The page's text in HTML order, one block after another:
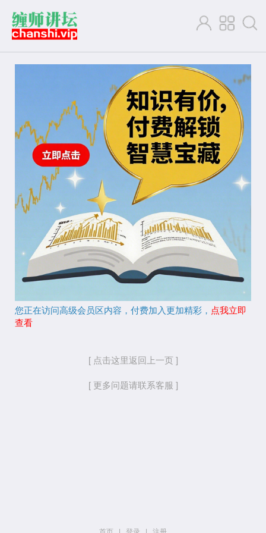
您正在访问高级会员区内容，付费加入更加精彩， 点我立即
查看
[ 点击这里返回上一页 ]
[ 更多问题请联系客服 ]